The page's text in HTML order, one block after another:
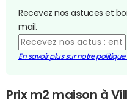
Recevez nos astuces et
mail.
En savoir plus sur notre
Prix m2 maison à